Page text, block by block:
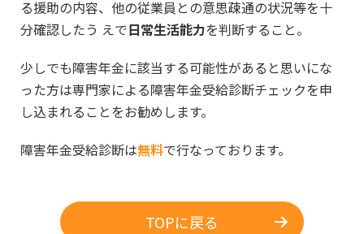
る援助の内容、他の従業員との意思疎通の状況等を十
分確認したう えで日常生活能力を判断すること。
少しでも障害年金に該当する可能性があると思いにな
った方は専門家による障害年金受給診断チェックを申
し込まれることをお勧めします。
障害年金受給診断は無料で行なっております。
TOPに戻る